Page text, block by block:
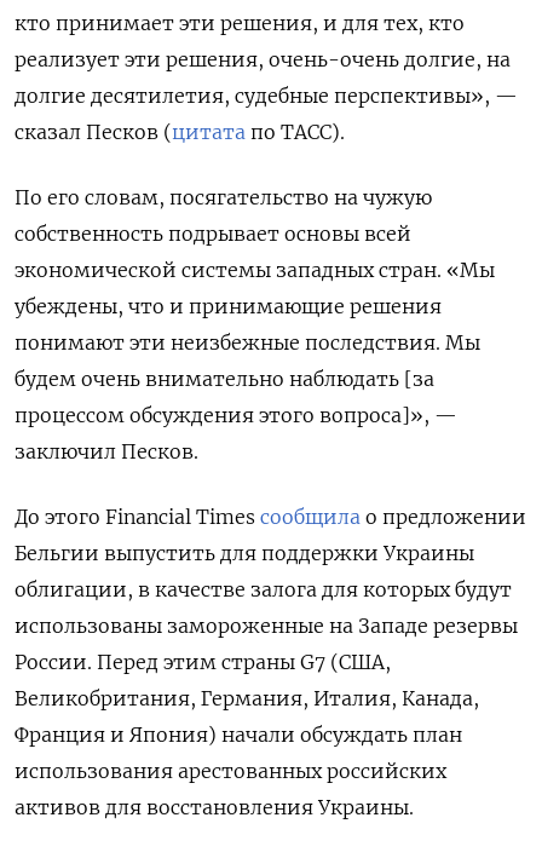
кто принимает эти решения, и для тех, кто
реализует эти решения, очень-очень долгие, на
долгие десятилетия, судебные перспективы», —
сказал Песков (цитата по ТАСС).
По его словам, посягательство на чужую
собственность подрывает основы всей
экономической системы западных стран. «Мы
убеждены, что и принимающие решения
понимают эти неизбежные последствия. Мы
будем очень внимательно наблюдать [за
процессом обсуждения этого вопроса]», —
заключил Песков.
До этого Financial Times сообщила о предложении
Бельгии выпустить для поддержки Украины
облигации, в качестве залога для которых будут
использованы замороженные на Западе резервы
России. Перед этим страны G7 (США,
Великобритания, Германия, Италия, Канада,
Франция и Япония) начали обсуждать план
использования арестованных российских
активов для восстановления Украины.